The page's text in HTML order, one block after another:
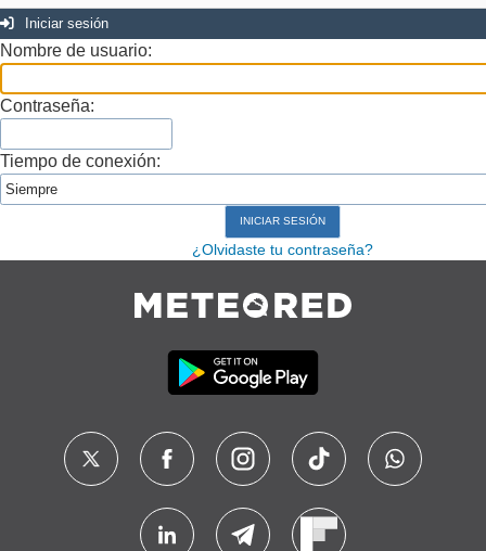
Iniciar sesión
Nombre de usuario:
Contraseña:
Tiempo de conexión:
¿Olvidaste tu contraseña?